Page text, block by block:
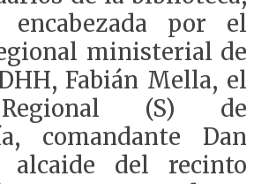
por el
ministerial de
Fabián Mella, el
(S) de
comandante Dan
del recinto